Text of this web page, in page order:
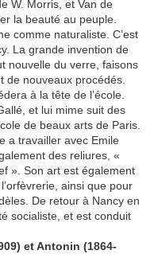
W. Morris, et Van de
la beauté au peuple.
comme naturaliste. C’est
La grande invention de
nouvelle du verre, faisons
de nouveaux procédés.
à la tête de l’école.
et lui mime suit des
de beaux arts de Paris.
a travailler avec Emile
des reliures, «
». Son art est également
ainsi que pour
De retour à Nancy en
socialiste, et est conduit
et Antonin (1864-